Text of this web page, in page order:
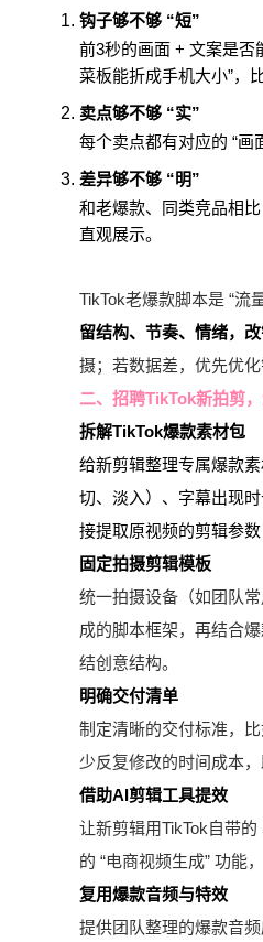
钩子够不够 “短”
前3秒的画面 + 文案是否
菜板能折成手机大小”，
卖点够不够 “实”
每个卖点都有对应的 “画
差异够不够 “明”
和老爆款、同类竞品相
直观展示。
TikTok老爆款脚本是 “流
留结构、节奏、情绪，
摄；若数据差，优先优
二、招聘TikTok新拍剪
拆解TikTok爆款素材包
给新剪辑整理专属爆款
切、淡入）、字幕出现
接提取原视频的剪辑参
固定拍摄剪辑模板
统一拍摄设备（如团队
成的脚本框架，再结合
结创意结构。
明确交付清单
制定清晰的交付标准，
少反复修改的时间成本，
借助AI剪辑工具提效
让新剪辑用TikTok自带
的 “电商视频生成” 功能
复用爆款音频与特效
提供团队整理的爆款音